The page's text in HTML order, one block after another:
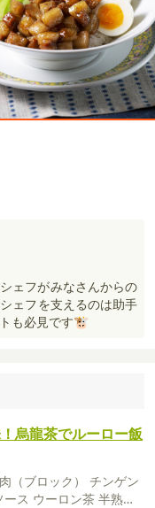
ェフがみなさんからの
ェフを支えるのは助手
も必見です🐮
烏龍茶でルーロー飯
（ブロック） チンゲン
ース ウーロン茶 半熟卵